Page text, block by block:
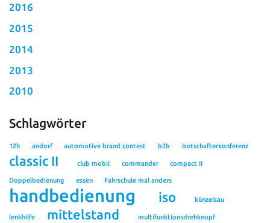
2016
2015
2014
2013
2010
Schlagwörter
12h andorf automotive brand contest b2b botschafterkonferenz
classic II club mobil commander compact II
Doppelbedienung essen Fahrschule mal anders
handbedienung iso künzelsau
lenkhilfe mittelstand multifunktionsdrehknopf